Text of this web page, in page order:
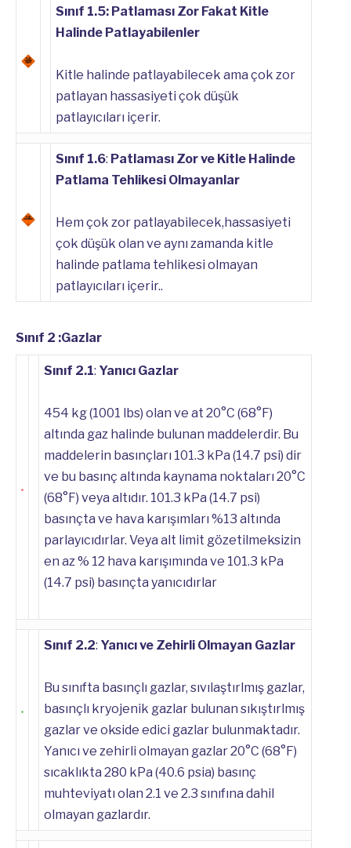
Sınıf 1.5: Patlaması Zor Fakat Kitle
Halinde Patlayabilenler
Kitle halinde patlayabilecek ama çok zor
patlayan hassasiyeti çok düşük
patlayıcıları içerir.
Sınıf 1.6: Patlaması Zor ve Kitle Halinde
Patlama Tehlikesi Olmayanlar
Hem çok zor patlayabilecek,hassasiyeti
çok düşük olan ve aynı zamanda kitle
halinde patlama tehlikesi olmayan
patlayıcıları içerir..
Sınıf 2 :Gazlar
Sınıf 2.1: Yanıcı Gazlar
454 kg (1001 lbs) olan ve at 20°C (68°F)
altında gaz halinde bulunan maddelerdir. Bu
maddelerin basınçları 101.3 kPa (14.7 psi) dir
ve bu basınç altında kaynama noktaları 20°C
(68°F) veya altıdır. 101.3 kPa (14.7 psi)
basınçta ve hava karışımları %13 altında
parlayıcıdırlar. Veya alt limit gözetilmeksizin
en az % 12 hava karışımında ve 101.3 kPa
(14.7 psi) basınçta yanıcıdırlar
Sınıf 2.2: Yanıcı ve Zehirli Olmayan Gazlar
Bu sınıfta basınçlı gazlar, sıvılaştırlmış gazlar,
basınçlı kryojenik gazlar bulunan sıkıştırlmış
gazlar ve okside edici gazlar bulunmaktadır.
Yanıcı ve zehirli olmayan gazlar 20°C (68°F)
sıcaklıkta 280 kPa (40.6 psia) basınç
muhteviyatı olan 2.1 ve 2.3 sınıfına dahil
olmayan gazlardır.